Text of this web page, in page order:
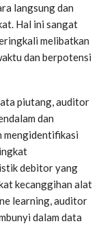
langsung dan
Hal ini sangat
melibatkan
dan berpotensi
piutang, auditor
dan
mengidentifikasi
debitor yang
kecanggihan alat
learning, auditor
dalam data